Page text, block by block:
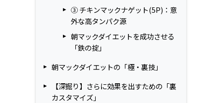
③ チキンマックナゲット(5P)：意
外な高タンパク源
朝マックダイエットを成功させる
「鉄の掟」
朝マックダイエットの「極・裏技」
【深掘り】さらに効果を出すための「裏
カスタマイズ」